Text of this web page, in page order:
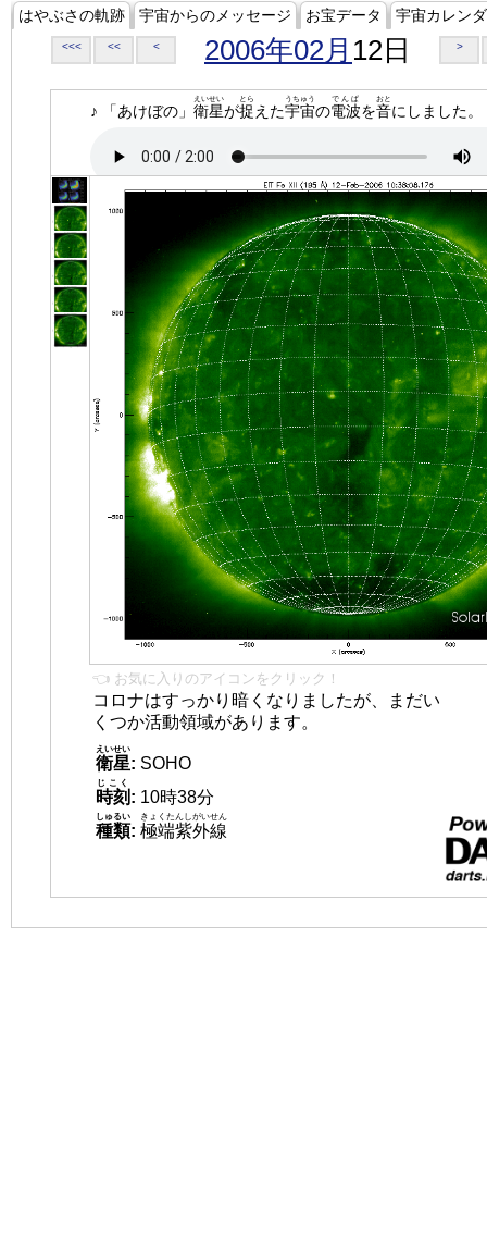
はやぶさの軌跡 宇宙からのメッセージ お宝データ 宇宙カレン
<<< << < 2006年02月 12日 >
♪ 「あけぼの」 衛星
えいせい
が捉
とら
えた宇宙
うちゅう
の電波
でんぱ
を音
おと
にしました。
👈 お気に入りのアイコンをクリック！
コロナはすっかり暗くなりましたが、まだい
くつか活動領域があります。
衛星
えいせい
: SOHO
時刻
じこく
: 10時38分
種類
しゅるい
: 極端紫外線
きょくたんしがいせん